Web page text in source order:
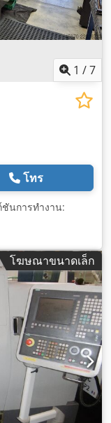
1 /7
โทร
ชันการทำงาน:
โฆษณาขนาดเล็ก